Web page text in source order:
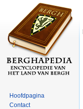
Hoofdpagina
Contact